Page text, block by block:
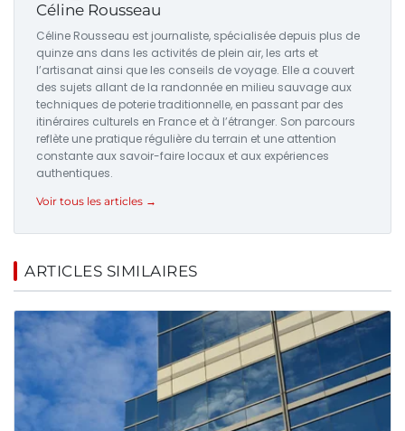
Céline Rousseau
Céline Rousseau est journaliste, spécialisée depuis plus de
quinze ans dans les activités de plein air, les arts et
l’artisanat ainsi que les conseils de voyage. Elle a couvert
des sujets allant de la randonnée en milieu sauvage aux
techniques de poterie traditionnelle, en passant par des
itinéraires culturels en France et à l’étranger. Son parcours
reflète une pratique régulière du terrain et une attention
constante aux savoir-faire locaux et aux expériences
authentiques.
Voir tous les articles →
ARTICLES SIMILAIRES